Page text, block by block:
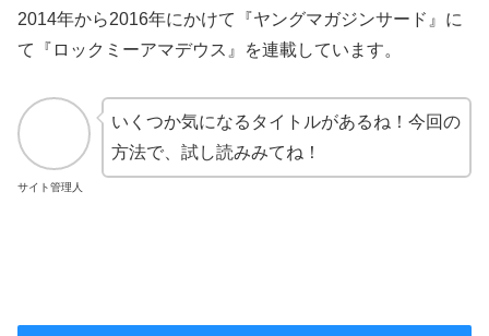
2014年から2016年にかけて『ヤングマガジンサード』に
て『ロックミーアマデウス』を連載しています。
サイト管理人
いくつか気になるタイトルがあるね！今回の
方法で、試し読みみてね！